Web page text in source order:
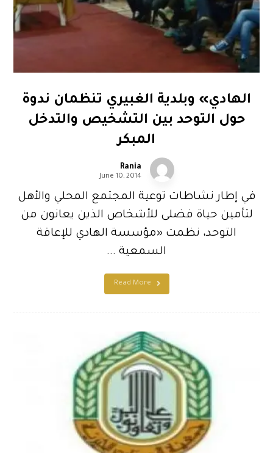
الهادي» وبلدية الغبيري تنظمان ندوة
حول التوحد بين التشخيص والتدخل
المبكر
Rania
June 10, 2014
في إطار نشاطات توعية المجتمع المحلي والأهل
لتأمين حياة فضلى للأشخاص الذين يعانون من
التوحد، نظمت «مؤسسة الهادي للإعاقة
السمعية ...
Read More